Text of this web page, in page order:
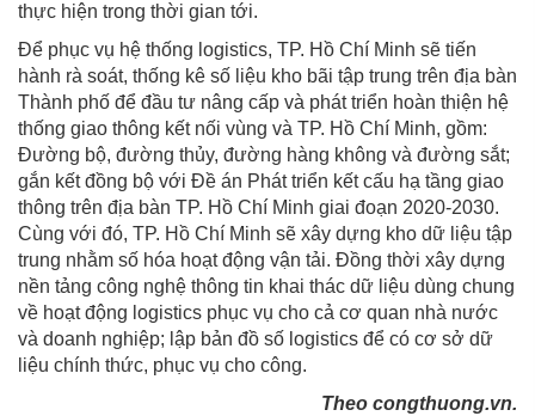
thực hiện trong thời gian tới.
Để phục vụ hệ thống logistics, TP. Hồ Chí Minh sẽ tiến
hành rà soát, thống kê số liệu kho bãi tập trung trên địa bàn
Thành phố để đầu tư nâng cấp và phát triển hoàn thiện hệ
thống giao thông kết nối vùng và TP. Hồ Chí Minh, gồm:
Đường bộ, đường thủy, đường hàng không và đường sắt;
gắn kết đồng bộ với Đề án Phát triển kết cấu hạ tầng giao
thông trên địa bàn TP. Hồ Chí Minh giai đoạn 2020-2030.
Cùng với đó, TP. Hồ Chí Minh sẽ xây dựng kho dữ liệu tập
trung nhằm số hóa hoạt động vận tải. Đồng thời xây dựng
nền tảng công nghệ thông tin khai thác dữ liệu dùng chung
về hoạt động logistics phục vụ cho cả cơ quan nhà nước
và doanh nghiệp; lập bản đồ số logistics để có cơ sở dữ
liệu chính thức, phục vụ cho công.
Theo congthuong.vn.